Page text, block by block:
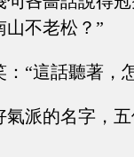
不老松？”
“這話聽著，
氣派的名字，